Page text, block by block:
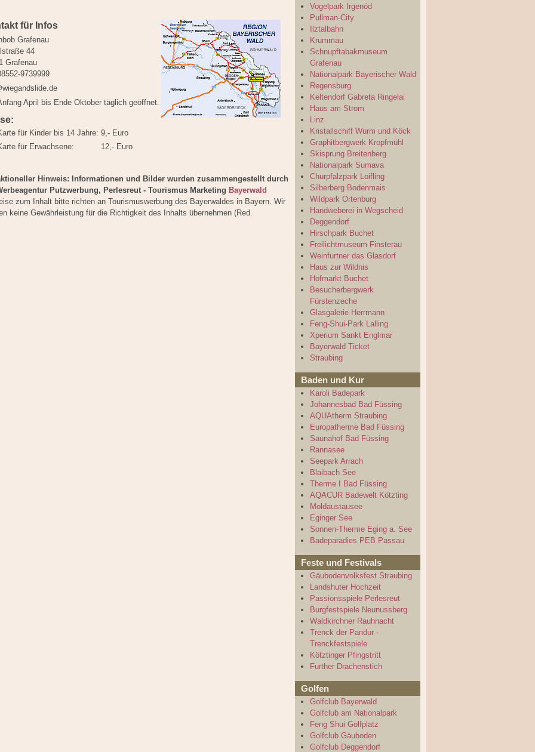
für Infos
Grafenau
44
Grafenau
9739999
April bis Ende Oktober täglich geöffnet.
für Kinder bis 14 Jahre: 9,- Euro
für Erwachsene:
12,- Euro
Hinweis: Informationen und Bilder wurden zusammengestellt durch
Putzwerbung, Perlesreut - Tourismus Marketing Bayerwald
zum Inhalt bitte richten an Tourismuswerbung des Bayerwaldes in Bayern. Wir
keine Gewährleistung für die Richtigkeit des Inhalts übernehmen (Red.
Vogelpark Irgenöd
Pullman-City
Ilztalbahn
Krummau
Schnupftabakmuseum
Grafenau
Nationalpark Bayerischer Wald
Regensburg
Keltendorf Gabreta Ringelai
Haus am Strom
Linz
Kristallschiff Wurm und Köck
Graphitbergwerk Kropfmühl
Skisprung Breitenberg
Nationalpark Sumava
Churpfalzpark Loifling
Silberberg Bodenmais
Wildpark Ortenburg
Handweberei in Wegscheid
Deggendorf
Hirschpark Buchet
Freilichtmuseum Finsterau
Weinfurtner das Glasdorf
Haus zur Wildnis
Hofmarkt Buchet
Besucherbergwerk
Fürstenzeche
Glasgalerie Herrmann
Feng-Shui-Park Lalling
Xperium Sankt Englmar
Bayerwald Ticket
Straubing
Baden und Kur
Karoli Badepark
Johannesbad Bad Füssing
AQUAtherm Straubing
Europatherme Bad Füssing
Saunahof Bad Füssing
Rannasee
Seepark Arrach
Blaibach See
Therme I Bad Füssing
AQACUR Badewelt Kötzting
Moldaustausee
Eginger See
Sonnen-Therme Eging a. See
Badeparadies PEB Passau
Feste und Festivals
Gäubodenvolksfest Straubing
Landshuter Hochzeit
Passionsspiele Perlesreut
Burgfestspiele Neunussberg
Waldkirchner Rauhnacht
Trenck der Pandur -
Trenckfestspiele
Kötztinger Pfingstritt
Further Drachenstich
Golfen
Golfclub Bayerwald
Golfclub am Nationalpark
Feng Shui Golfplatz
Golfclub Gäuboden
Golfclub Deggendorf